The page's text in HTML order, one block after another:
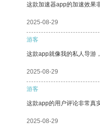
这款加速器app的加速效果
2025-08-29
游客
这款app就像我的私人导游
2025-08-29
游客
这款app的用户评论非常真
2025-08-29